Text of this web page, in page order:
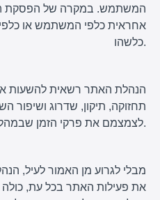
המשתמש. במקרה של הפסקת
אחראית כלפי המשתמש או כלפי
כלשהו.
תחזוקה, תיקון, שדרוג ושיפור
לצמצמם את פרקי הזמן שבמהלכם האתר לא יהיה פעיל.
את פעילות האתר בכל עת,